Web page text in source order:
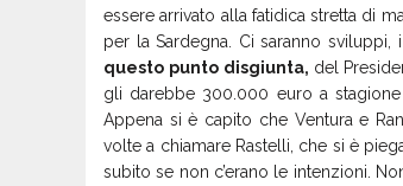
essere arrivato alla fatidica stretta di
per la Sardegna. Ci saranno
questo punto disgiunta, del
gli darebbe 300.000 euro a
Appena si è capito che Ventura e
volte a chiamare Rastelli, che si è
subito se non c’erano le intenzioni.